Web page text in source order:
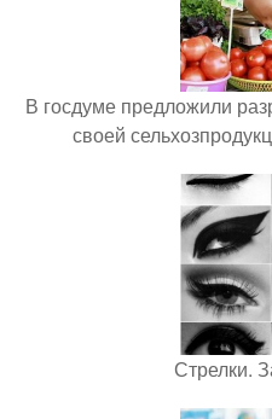
В госдуме предложили
своей
Стрелки.